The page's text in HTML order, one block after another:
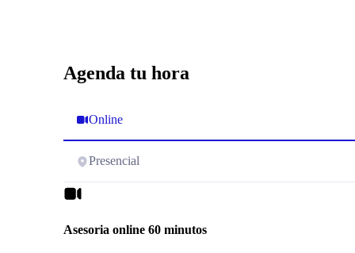
Agenda tu hora
Online
Presencial
Asesoria online 60 minutos